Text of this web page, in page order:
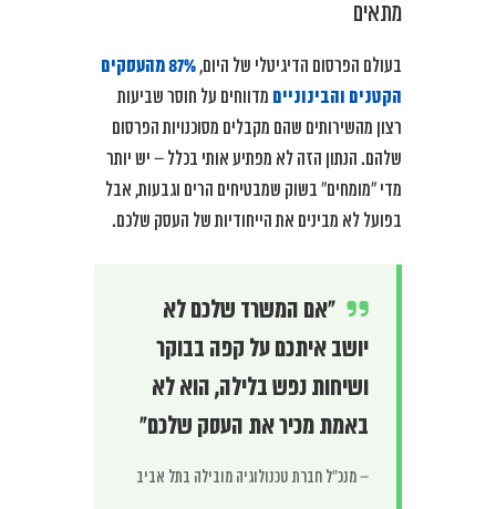
מתאים
בעולם הפרסום הדיגיטלי של היום,
87% מהעסקים
הקטנים והבינוניים מדווחים על חוסר שביעות
רצון מהשירותים שהם מקבלים מסוכנויות הפרסום
שלהם. הנתון הזה לא מפתיע אותי בכלל – יש יותר
מדי “מומחים” בשוק שמבטיחים הרים וגבעות, אבל
בפועל לא מבינים את הייחודיות של העסק שלכם.
“אם המשרד שלכם לא
יושב איתכם על קפה בבוקר
ושיחות נפש בלילה, הוא לא
באמת מכיר את העסק שלכם”
– מנכ”ל חברת טכנולוגיה מובילה בתל אביב